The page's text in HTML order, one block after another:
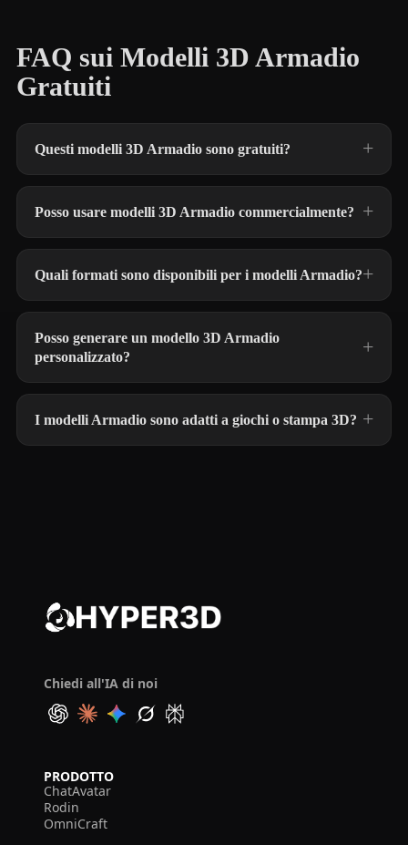
FAQ sui Modelli 3D Armadio
Gratuiti
Questi modelli 3D Armadio sono gratuiti?
Posso usare modelli 3D Armadio commercialmente?
Quali formati sono disponibili per i modelli Armadio?
Posso generare un modello 3D Armadio
personalizzato?
I modelli Armadio sono adatti a giochi o stampa 3D?
Chiedi all'IA di noi
PRODOTTO
ChatAvatar
Rodin
OmniCraft